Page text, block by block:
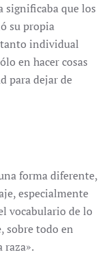
significaba que los
su propia
tanto individual
en hacer cosas
para dejar de
forma diferente,
especialmente
vocabulario de lo
sobre todo en
raza».